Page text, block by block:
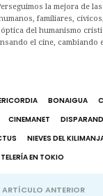
la mejora de
familiares,
del humanismo
el cine, cambiando
BONAIGUA
CINEMANET
NIEVES DEL
EN TOKIO
ARTÍCULO ANTERIOR